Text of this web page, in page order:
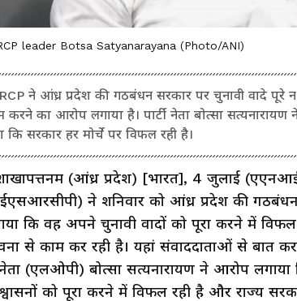
leader Botsa Satyanarayana (Photo/ANI)
ने आंध्र प्रदेश की गठबंधन सरकार पर चुनावी वादे
करने का आरोप लगाया है। पार्टी नेता बोत्सा
कि सरकार हर मोर्चे पर विफल रही है।
(आंध्र प्रदेश) [भारत], 4 जुलाई
ने शनिवार को आंध्र प्रदेश की
कि वह अपने चुनावी वादों को पूरा करने में
से काम कर रही है। यहां संवाददाताओं से बात
(एलओपी) बोत्सा सत्यनारायण ने आरोप
को पूरा करने में विफल रही है और राज्य